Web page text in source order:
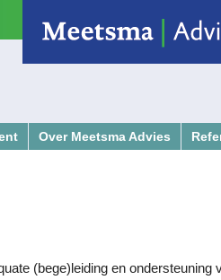
Over Meetsma Advies
(bege)leiding en ondersteuning